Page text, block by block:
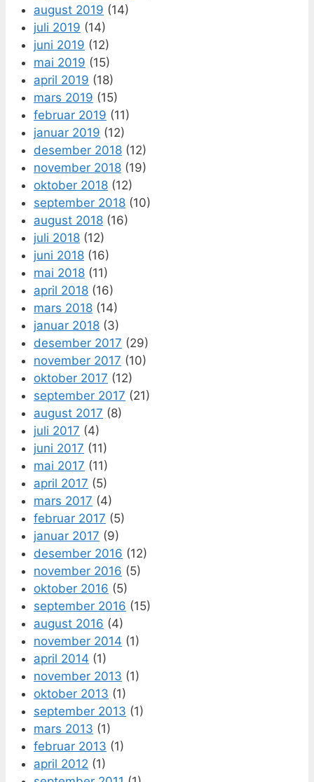
august 2019 (14)
juli 2019 (14)
juni 2019 (12)
mai 2019 (15)
april 2019 (18)
mars 2019 (15)
februar 2019 (11)
januar 2019 (12)
desember 2018 (12)
november 2018 (19)
oktober 2018 (12)
september 2018 (10)
august 2018 (16)
juli 2018 (12)
juni 2018 (16)
mai 2018 (11)
april 2018 (16)
mars 2018 (14)
januar 2018 (3)
desember 2017 (29)
november 2017 (10)
oktober 2017 (12)
september 2017 (21)
august 2017 (8)
juli 2017 (4)
juni 2017 (11)
mai 2017 (11)
april 2017 (5)
mars 2017 (4)
februar 2017 (5)
januar 2017 (9)
desember 2016 (12)
november 2016 (5)
oktober 2016 (5)
september 2016 (15)
august 2016 (4)
november 2014 (1)
april 2014 (1)
november 2013 (1)
oktober 2013 (1)
september 2013 (1)
mars 2013 (1)
februar 2013 (1)
april 2012 (1)